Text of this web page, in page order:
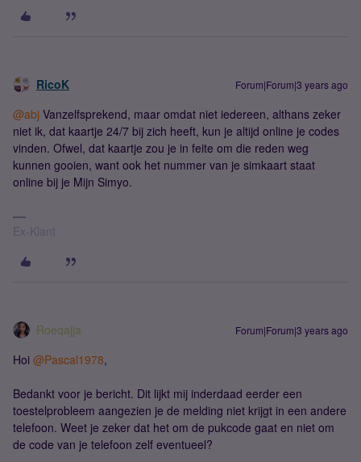
RicoK Forum|Forum|3 years ago
@abj Vanzelfsprekend, maar omdat niet iedereen, althans zeker
niet ik, dat kaartje 24/7 bij zich heeft, kun je altijd online je codes
vinden. Ofwel, dat kaartje zou je in feite om die reden weg
kunnen gooien, want ook het nummer van je simkaart staat
online bij je Mijn Simyo.
Ex-Klant
Roeqajja Forum|Forum|3 years ago
Hoi @Pascal1978,
Bedankt voor je bericht. Dit lijkt mij inderdaad eerder een
toestelprobleem aangezien je de melding niet krijgt in een andere
telefoon. Weet je zeker dat het om de pukcode gaat en niet om
de code van je telefoon zelf eventueel?